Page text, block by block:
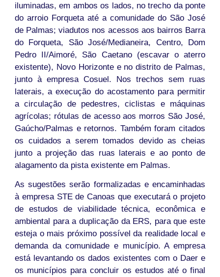
iluminadas, em ambos os lados, no trecho da ponte
do arroio Forqueta até a comunidade do São José
de Palmas; viadutos nos acessos aos bairros Barra
do Forqueta, São José/Medianeira, Centro, Dom
Pedro II/Aimoré, São Caetano (escavar o aterro
existente), Novo Horizonte e no distrito de Palmas,
junto à empresa Cosuel. Nos trechos sem ruas
laterais, a execução do acostamento para permitir
a circulação de pedestres, ciclistas e máquinas
agrícolas; rótulas de acesso aos morros São José,
Gaúcho/Palmas e retornos. Também foram citados
os cuidados a serem tomados devido as cheias
junto a projeção das ruas laterais e ao ponto de
alagamento da pista existente em Palmas.
As sugestões serão formalizadas e encaminhadas
à empresa STE de Canoas que executará o projeto
de estudos de viabilidade técnica, econômica e
ambiental para a duplicação da ERS, para que este
esteja o mais próximo possível da realidade local e
demanda da comunidade e município. A empresa
está levantando os dados existentes com o Daer e
os municípios para concluir os estudos até o final